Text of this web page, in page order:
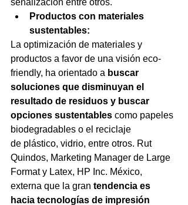
señalización entre otros.
Productos con materiales
sustentables:
La optimización de materiales y
productos a favor de una visión eco-
friendly, ha orientado a buscar
soluciones que disminuyan el
resultado de residuos y buscar
opciones sustentables como papeles
biodegradables o el reciclaje
de plástico, vidrio, entre otros. Rut
Quindos, Marketing Manager de Large
Format y Latex, HP Inc. México,
externa que la gran tendencia es
hacia tecnologías de impresión